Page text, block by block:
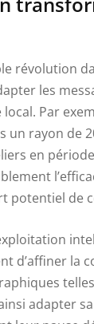
révolution
les
Par
un rayon de
en
potentiel de
d’affiner la
adapter